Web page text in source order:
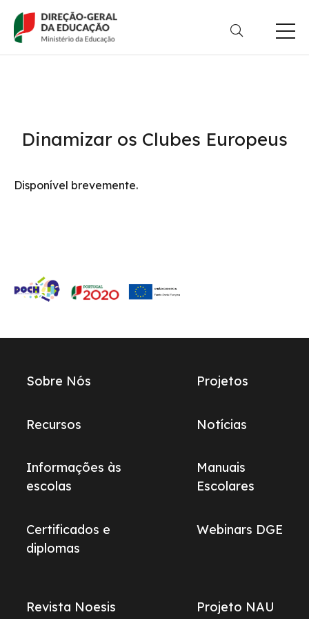
principalDinamizar os Clubes Europeus
Disponível brevemente.
Links
do
Sobre Nós Projetos
Recursos Notícias
Informações às
escolas
Manuais
Escolares
Certificados e
diplomas
Webinars DGE
Revista Noesis Projeto NAU